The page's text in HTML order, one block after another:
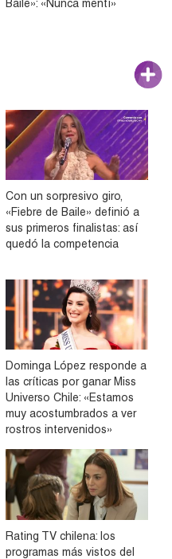
Baile»: «Nunca mentí»
Con un sorpresivo giro,
«Fiebre de Baile» definió a
sus primeros finalistas: así
quedó la competencia
Dominga López responde a
las críticas por ganar Miss
Universo Chile: «Estamos
muy acostumbrados a ver
rostros intervenidos»
Rating TV chilena: los
programas más vistos del